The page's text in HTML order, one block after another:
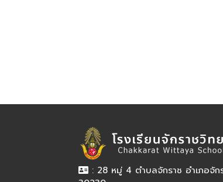
: 28 หมู่ 4 ตำบลจักราช อำเภอจั